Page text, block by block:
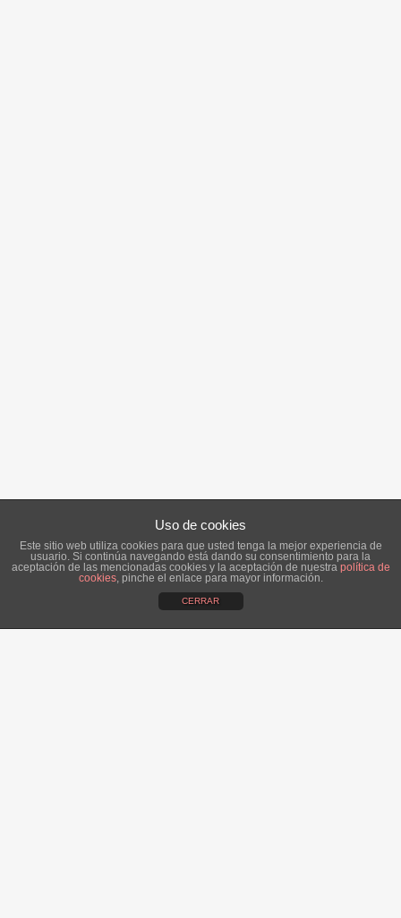
Uso de cookies
Este sitio web utiliza cookies para que usted tenga la mejor experiencia de
usuario. Si continúa navegando está dando su consentimiento para la
aceptación de las mencionadas cookies y la aceptación de nuestra política de
cookies, pinche el enlace para mayor información.
CERRAR